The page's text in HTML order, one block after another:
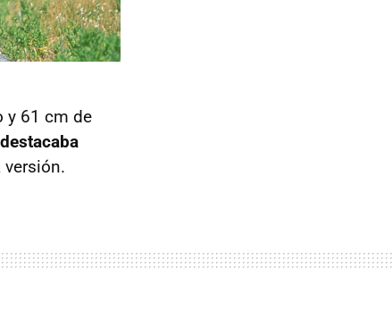
y 61 cm de
destacaba